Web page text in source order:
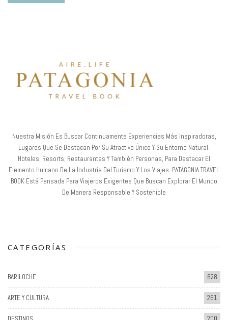
Nuestra Misión Es Buscar Continuamente Experiencias Más Inspiradoras,
Lugares Que Se Destacan Por Su Atractivo Único Y Su Entorno Natural.
Hoteles, Resorts, Restaurantes Y También Personas, Para Destacar El
Elemento Humano De La Industria Del Turismo Y Los Viajes. PATAGONIA TRAVEL
BOOK Está Pensada Para Viajeros Exigentes Que Buscan Explorar El Mundo
De Manera Responsable Y Sostenible
CATEGORÍAS
BARILOCHE 628
ARTE Y CULTURA 261